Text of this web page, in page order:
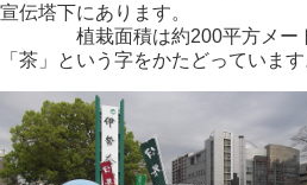
宣伝塔下にあります。
植栽面積は約200平方メート
「茶」という字をかたどっています